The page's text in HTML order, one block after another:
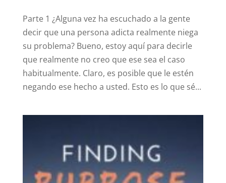
Parte 1 ¿Alguna vez ha escuchado a la gente
decir que una persona adicta realmente niega
su problema? Bueno, estoy aquí para decirle
que realmente no creo que ese sea el caso
habitualmente. Claro, es posible que le estén
negando ese hecho a usted. Esto es lo que sé...